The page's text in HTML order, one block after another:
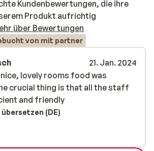
Kundenbewertungen, die ihre
Produkt aufrichtig
über Bewertungen
von mit partner
21. Jan. 2024
lovely rooms food was
crucial thing is that all the staff
and friendly
lovely rooms food was
crucial thing is that all the staff
and friendly
(DE)